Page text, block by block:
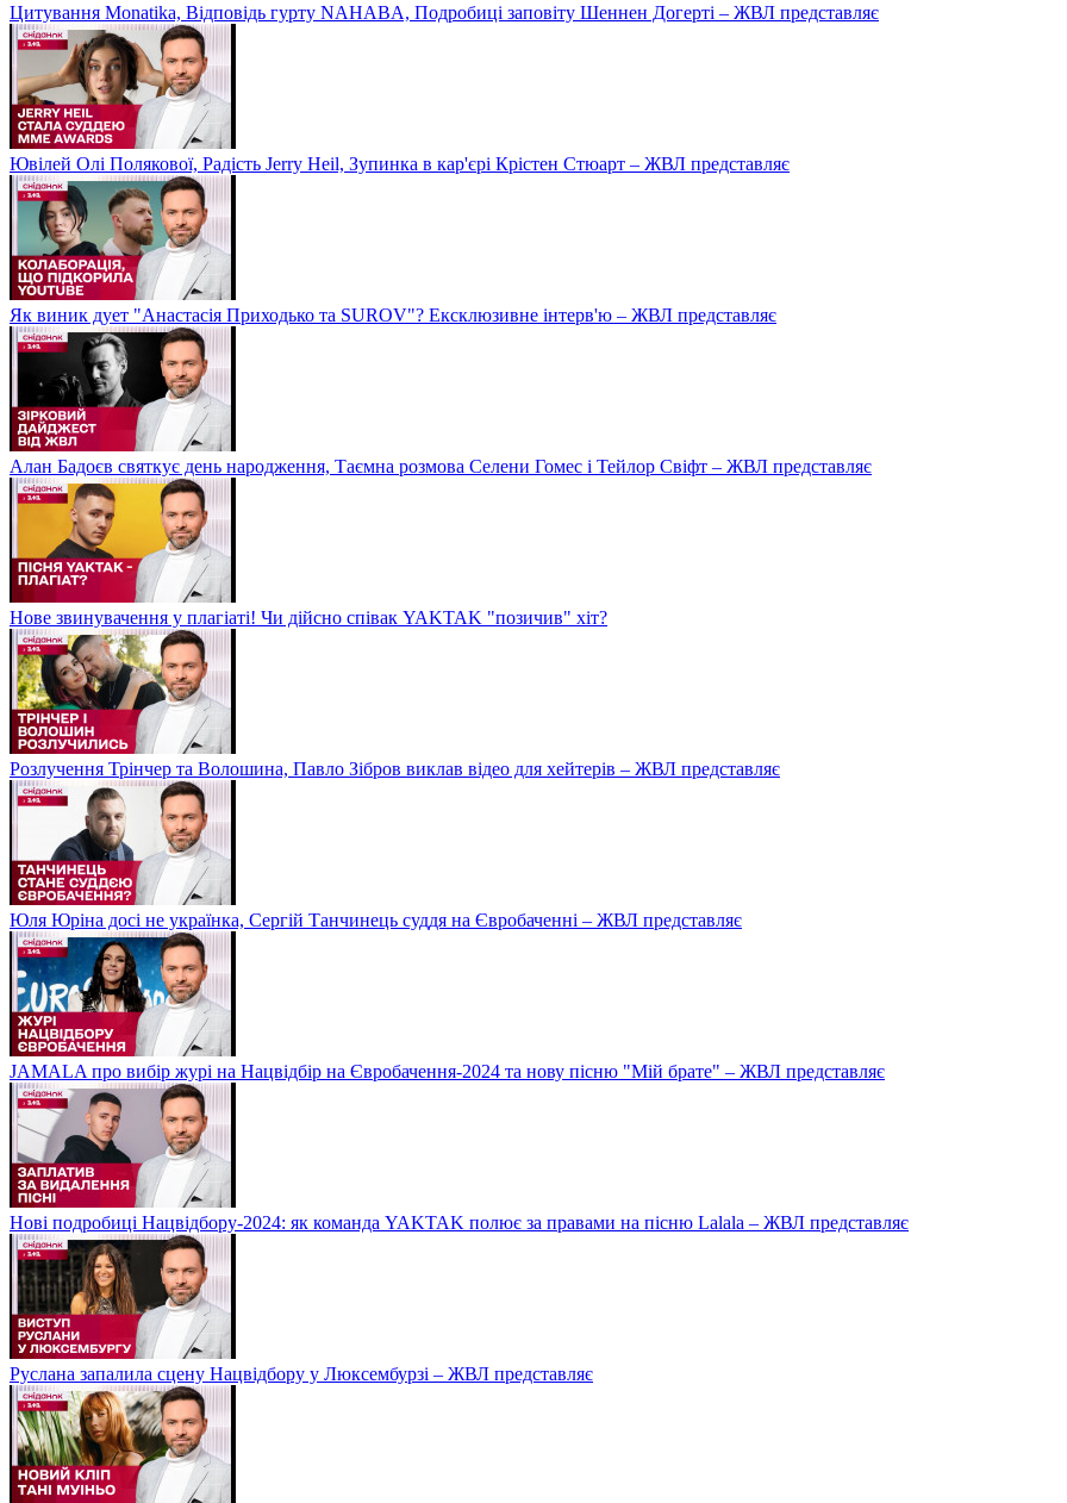
Цитування Monatikа, Відповідь гурту NAHABA, Подробиці заповіту Шеннен Догерті – ЖВЛ представляє
Ювілей Олі Полякової, Радість Jerry Heil, Зупинка в кар'єрі Крістен Стюарт – ЖВЛ представляє
Як виник дует "Анастасія Приходько та SUROV"? Ексклюзивне інтерв'ю – ЖВЛ представляє
Алан Бадоєв святкує день народження, Таємна розмова Селени Гомес і Тейлор Свіфт – ЖВЛ представляє
Нове звинувачення у плагіаті! Чи дійсно співак YAKTAK "позичив" хіт?
Розлучення Трінчер та Волошина, Павло Зібров виклав відео для хейтерів – ЖВЛ представляє
Юля Юріна досі не українка, Сергій Танчинець суддя на Євробаченні – ЖВЛ представляє
JAMALA про вибір журі на Нацвідбір на Євробачення-2024 та нову пісню "Мій брате" – ЖВЛ представляє
Нові подробиці Нацвідбору-2024: як команда YAKTAK полює за правами на пісню Lalala – ЖВЛ представляє
Руслана запалила сцену Нацвідбору у Люксембурзі – ЖВЛ представляє